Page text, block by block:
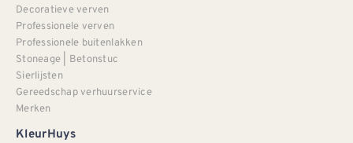
Decoratieve verven
Professionele verven
Professionele buitenlakken
Stoneage | Betonstuc
Sierlijsten
Gereedschap verhuurservice
Merken
KleurHuys